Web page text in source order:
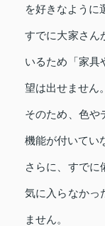
を好きなように
すでに大家さん
いるため「家具
望は出せません。
そのため、色や
機能が付いてい
さらに、すでに
気に入らなかっ
ません。